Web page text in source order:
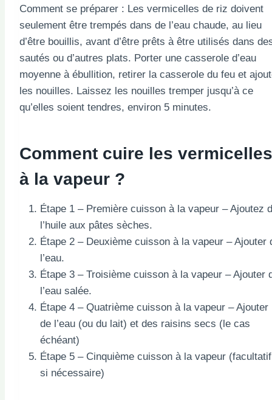
Comment se préparer : Les vermicelles de riz doivent
seulement être trempés dans de l’eau chaude, au lieu
d’être bouillis, avant d’être prêts à être utilisés dans
sautés ou d’autres plats. Porter une casserole d’eau
moyenne à ébullition, retirer la casserole du feu et
les nouilles. Laissez les nouilles tremper jusqu’à ce
qu’elles soient tendres, environ 5 minutes.
Comment cuire les vermicelles
à la vapeur ?
Étape 1 – Première cuisson à la vapeur – Ajoutez
l’huile aux pâtes sèches.
Étape 2 – Deuxième cuisson à la vapeur – Ajouter
l’eau.
Étape 3 – Troisième cuisson à la vapeur – Ajouter
l’eau salée.
Étape 4 – Quatrième cuisson à la vapeur – Ajouter
de l’eau (ou du lait) et des raisins secs (le cas
échéant)
Étape 5 – Cinquième cuisson à la vapeur
si nécessaire)